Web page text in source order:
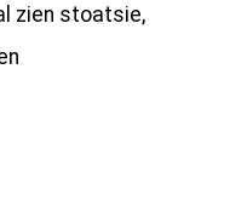
zien stoatsie,